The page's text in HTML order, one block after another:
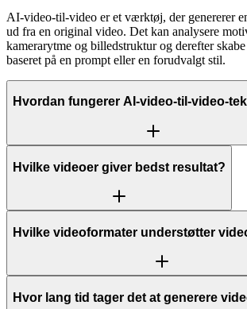
AI-video-til-video er et værktøj, der genererer
ud fra en original video. Det kan analysere
kamerarytme og billedstruktur og derefter
baseret på en prompt eller en forudvalgt stil.
Hvordan fungerer AI-video-til-video-
Hvilke videoer giver bedst resultat?
Hvilke videoformater understøtter
Hvor lang tid tager det at generere